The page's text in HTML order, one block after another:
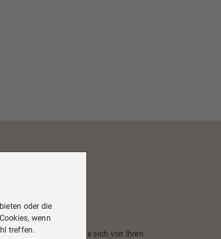
Lassen Sie sich von Ihren
oder die
wenn
treffen.